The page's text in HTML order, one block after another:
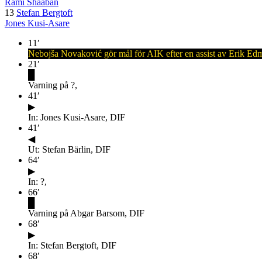
Rami Shaaban
13 Stefan Bergtoft
Jones Kusi-Asare
11′
Nebojša Novaković gör mål för AIK efter en assist av Erik
21′
Varning på ?,
41′
▶
In: Jones Kusi-Asare, DIF
41′
◀
Ut: Stefan Bärlin, DIF
64′
▶
In: ?,
66′
Varning på Abgar Barsom, DIF
68′
▶
In: Stefan Bergtoft, DIF
68′